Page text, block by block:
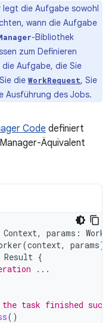
legt die Aufgabe sowohl
wann die Aufgabe
-Bibliothek
zum Definieren
Aufgabe, die Sie
die WorkRequest, Sie
Ausführung des Jobs.
Code definiert
Äquivalent
Context, params :
(context, params)
Result {
...
task finished
()